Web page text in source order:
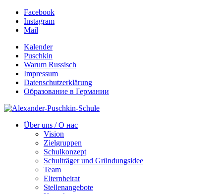
Facebook
Instagram
Mail
Kalender
Puschkin
Warum Russisch
Impressum
Datenschutzerklärung
Образование в Германии
Über uns / О нас
Vision
Zielgruppen
Schulkonzept
Schulträger und Gründungsidee
Team
Elternbeirat
Stellenangebote